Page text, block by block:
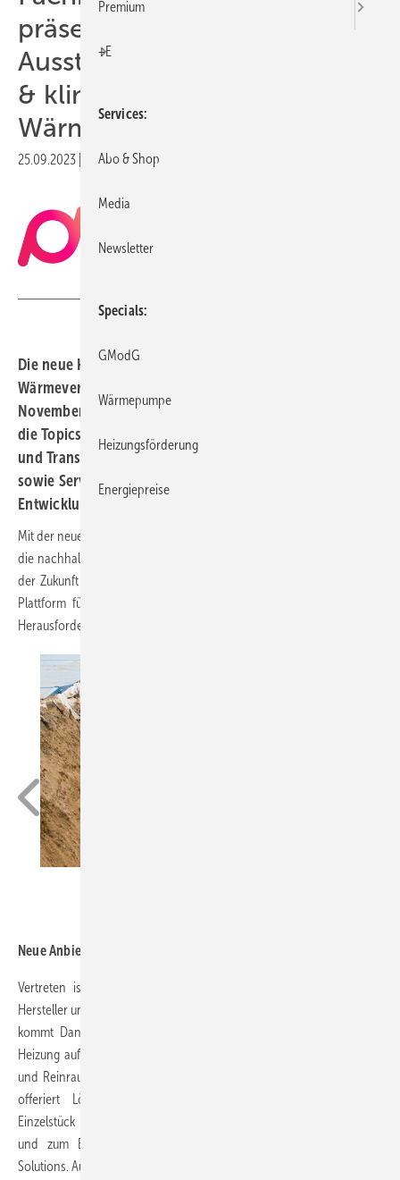
präsentiert neue Top-
Aussteller für die nachhaltige
& klimaneutrale
Wärmeversorgung
25.09.2023 Druckvorschau
Die neue HEATEXPO, Fachmesse für die
Wärmeversorgung der Zukunft, feiert vom 21. bis 23.
November 2023 in Dortmund Premiere. Im Fokus stehen
die Topics nachhaltige Energieversorgung, Infrastruktur
und Transportnetze, Wärme- und Kältedienstleistungen
sowie Services, die Digitalisierung der Wärme,
Entwicklung und Investition.
Mit der neuen HEATEXPO als Informations- und Handelsplatz rund um
die nachhaltige, klimaneutrale und wirtschaftliche Energieversorgung
der Zukunft bietet die Messe Dortmund erstmalig eine ganzheitliche
Plattform für Lösungen zu den ökologischen und wirtschaftlichen
Herausforderungen der Wärmewende an.
Neue Anbieter mit hoher Expertise
Vertreten ist z.B. GEA Refrigeration Technologies, ein Entwickler,
Hersteller und Anbieter industrieller Kälte- und Gefriertechnik. Ebenso
kommt Danfoss mit Lösungen in den Bereichen Kälte, Klima und
Heizung auf die Messe. Ihr Portfolio in den Segmenten Kälte-, Klima-
und Reinraumtechnik wird u.a. Trane vorstellen. SKG Umwelttechnik
offeriert Lösungen im Bereich Schachtabdeckungen – vom
Einzelstück bis zur seriellen Fertigung. Zu den Sparten Strom, Solar
und zum Einsatz von Wärmepumpen informiert E.ON Business
Solutions. Auch der Energieversorger GP Joule wird sein Angebot von
Premium
+E
Services
Abo & Shop
Media
Newsletter
Specials
GModG
Wärmepumpe
Heizungsförderung
Energiepreise